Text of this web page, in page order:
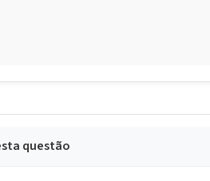
questão